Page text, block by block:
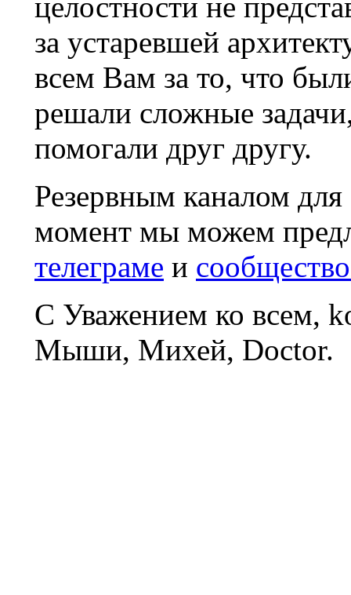
за устаревшей
всем Вам за то, что
решали сложные
помогали друг другу.
Резервным каналом
момент мы можем
телеграме и
С Уважением ко всем,
Мыши, Михей, Doctor.